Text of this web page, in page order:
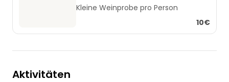
Kleine Weinprobe pro Person
10€
Aktivitäten